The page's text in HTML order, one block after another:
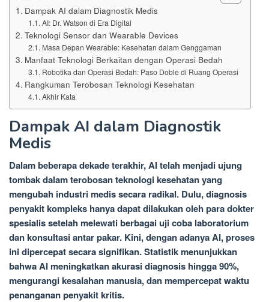
Dampak AI dalam Diagnostik Medis
AI: Dr. Watson di Era Digital
Teknologi Sensor dan Wearable Devices
Masa Depan Wearable: Kesehatan dalam Genggaman
Manfaat Teknologi Berkaitan dengan Operasi Bedah
Robotika dan Operasi Bedah: Paso Doble di Ruang Operasi
Rangkuman Terobosan Teknologi Kesehatan
Akhir Kata
Dampak AI dalam Diagnostik
Medis
Dalam beberapa dekade terakhir, AI telah menjadi ujung
tombak dalam terobosan teknologi kesehatan yang
mengubah industri medis secara radikal. Dulu, diagnosis
penyakit kompleks hanya dapat dilakukan oleh para dokter
spesialis setelah melewati berbagai uji coba laboratorium
dan konsultasi antar pakar. Kini, dengan adanya AI, proses
ini dipercepat secara signifikan. Statistik menunjukkan
bahwa AI meningkatkan akurasi diagnosis hingga 90%,
mengurangi kesalahan manusia, dan mempercepat waktu
penanganan penyakit kritis.